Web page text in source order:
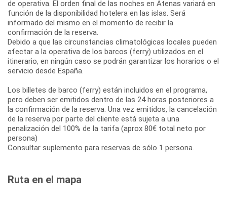
de operativa. El orden final de las noches en Atenas variará en
función de la disponibilidad hotelera en las islas. Será
informado del mismo en el momento de recibir la
confirmación de la reserva.
Debido a que las circunstancias climatológicas locales pueden
afectar a la operativa de los barcos (ferry) utilizados en el
itinerario, en ningún caso se podrán garantizar los horarios o el
servicio desde España.
Los billetes de barco (ferry) están incluidos en el programa,
pero deben ser emitidos dentro de las 24 horas posteriores a
la confirmación de la reserva. Una vez emitidos, la cancelación
de la reserva por parte del cliente está sujeta a una
penalización del 100% de la tarifa (aprox 80€ total neto por
persona)
Consultar suplemento para reservas de sólo 1 persona.
Ruta en el mapa